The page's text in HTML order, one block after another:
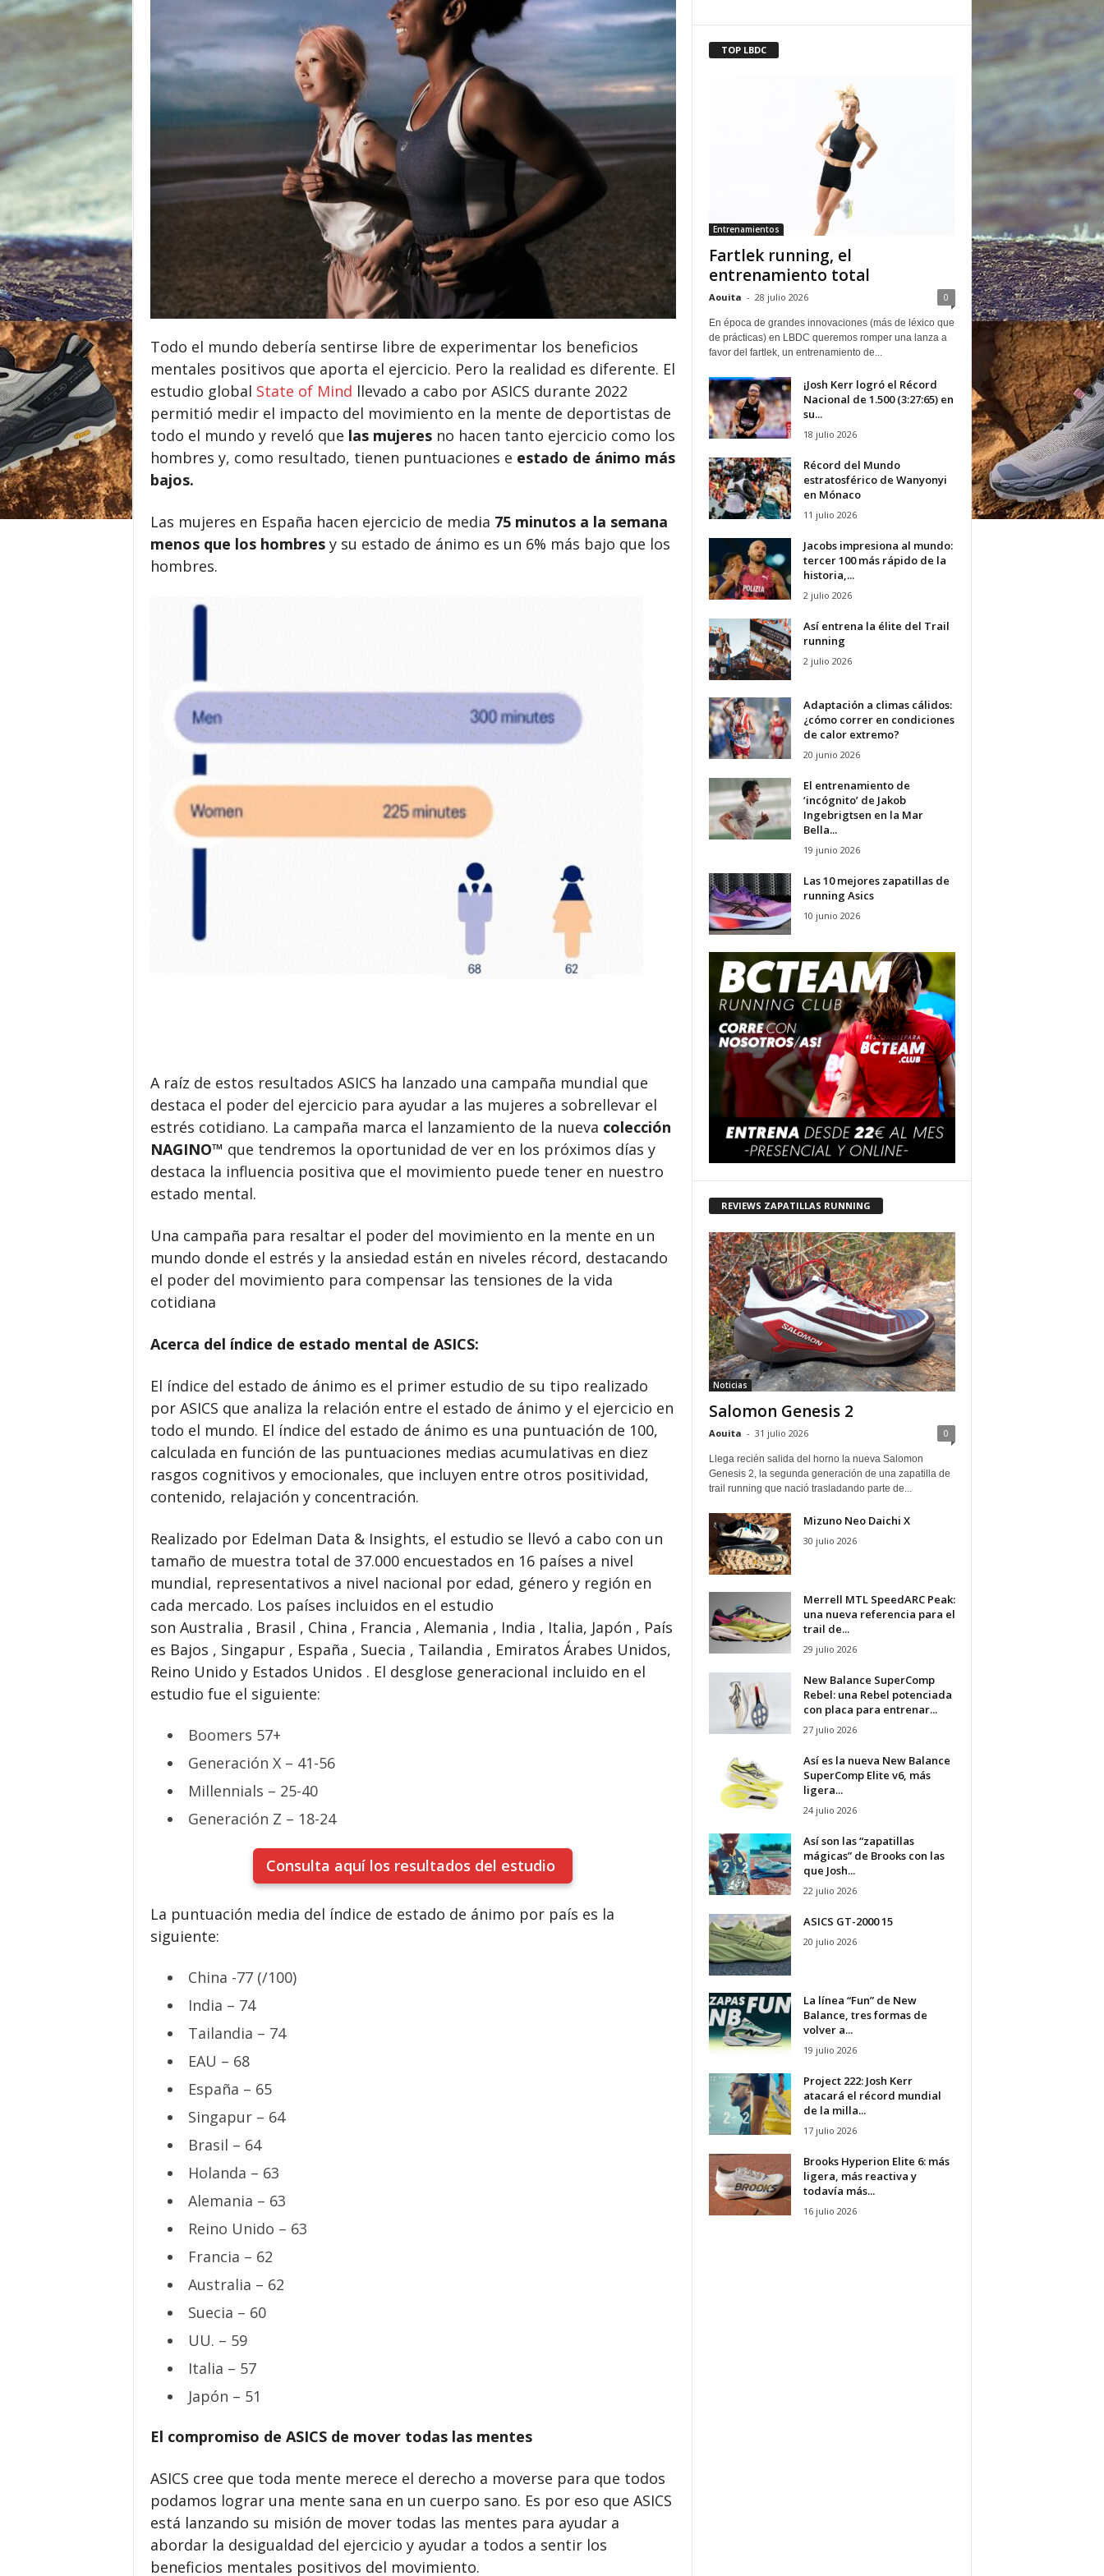
Todo el mundo debería sentirse libre de experimentar los beneficios
mentales positivos que aporta el ejercicio. Pero la realidad es diferente. El
estudio global State of Mind llevado a cabo por ASICS durante 2022
permitió medir el impacto del movimiento en la mente de deportistas de
todo el mundo y reveló que las mujeresno hacen tanto ejercicio como los
hombres y, como resultado, tienen puntuaciones e estado de ánimo más
bajos.
Las mujeres en España hacen ejercicio de media 75 minutos a la semana
menos que los hombresy su estado de ánimo es un 6% más bajo que los
hombres.
A raíz de estos resultados ASICS ha lanzado una campaña mundial que
destaca el poder del ejercicio para ayudar a las mujeres a sobrellevar el
estrés cotidiano. La campaña marca el lanzamiento de la nueva colección
NAGINO™ que tendremos la oportunidad de ver en los próximos días y
destaca la influencia positiva que el movimiento puede tener en nuestro
estado mental.
Una campaña para resaltar el poder del movimiento en la mente en un
mundo donde el estrés y la ansiedad están en niveles récord, destacando
el poder del movimiento para compensar las tensiones de la vida
cotidiana
Acerca del índice de estado mental de ASICS:
El índice del estado de ánimo es el primer estudio de su tipo realizado
por ASICS que analiza la relación entre el estado de ánimo y el ejercicio en
todo el mundo. El índice del estado de ánimo es una puntuación de 100,
calculada en función de las puntuaciones medias acumulativas en diez
rasgos cognitivos y emocionales, que incluyen entre otros positividad,
contenido, relajación y concentración.
Realizado por Edelman Data & Insights, el estudio se llevó a cabo con un
tamaño de muestra total de 37.000 encuestados en 16 países a nivel
mundial, representativos a nivel nacional por edad, género y región en
cada mercado. Los países incluidos en el estudio
son Australia , Brasil , China , Francia , Alemania , India , Italia, Japón , País
es Bajos , Singapur , España , Suecia , Tailandia , Emiratos Árabes Unidos,
Reino Unido y Estados Unidos . El desglose generacional incluido en el
estudio fue el siguiente:
Boomers 57+
Generación X – 41-56
Millennials – 25-40
Generación Z – 18-24
Consulta aquí los resultados del estudio
La puntuación media del índice de estado de ánimo por país es la
siguiente:
China -77 (/100)
India – 74
Tailandia – 74
EAU – 68
España – 65
Singapur – 64
Brasil – 64
Holanda – 63
Alemania – 63
Reino Unido – 63
Francia – 62
Australia – 62
Suecia – 60
UU. – 59
Italia – 57
Japón – 51
El compromiso de ASICS de mover todas las mentes
ASICS cree que toda mente merece el derecho a moverse para que todos
podamos lograr una mente sana en un cuerpo sano. Es por eso que ASICS
está lanzando su misión de mover todas las mentes para ayudar a
abordar la desigualdad del ejercicio y ayudar a todos a sentir los
beneficios mentales positivos del movimiento.
TOP LBDC
Entrenamientos
Fartlek running, el
entrenamiento total
Aouita - 28 julio 2026 0
En época de grandes innovaciones (más de léxico que
de prácticas) en LBDC queremos romper una lanza a
favor del fartlek, un entrenamiento de...
¡Josh Kerr logró el Récord
Nacional de 1.500 (3:27:65) en
su...
18 julio 2026
Récord del Mundo
estratosférico de Wanyonyi
en Mónaco
11 julio 2026
Jacobs impresiona al mundo:
tercer 100 más rápido de la
historia,...
2 julio 2026
Así entrena la élite del Trail
running
2 julio 2026
Adaptación a climas cálidos:
¿cómo correr en condiciones
de calor extremo?
20 junio 2026
El entrenamiento de
‘incógnito’ de Jakob
Ingebrigtsen en la Mar
Bella...
19 junio 2026
Las 10 mejores zapatillas de
running Asics
10 junio 2026
REVIEWS ZAPATILLAS RUNNING
Noticias
Salomon Genesis 2
Aouita - 31 julio 2026 0
Llega recién salida del horno la nueva Salomon
Genesis 2, la segunda generación de una zapatilla de
trail running que nació trasladando parte de...
Mizuno Neo Daichi X
30 julio 2026
Merrell MTL SpeedARC Peak:
una nueva referencia para el
trail de...
29 julio 2026
New Balance SuperComp
Rebel: una Rebel potenciada
con placa para entrenar...
27 julio 2026
Así es la nueva New Balance
SuperComp Elite v6, más
ligera...
24 julio 2026
Así son las “zapatillas
mágicas” de Brooks con las
que Josh...
22 julio 2026
ASICS GT-2000 15
20 julio 2026
La línea “Fun” de New
Balance, tres formas de
volver a...
19 julio 2026
Project 222: Josh Kerr
atacará el récord mundial
de la milla...
17 julio 2026
Brooks Hyperion Elite 6: más
ligera, más reactiva y
todavía más...
16 julio 2026